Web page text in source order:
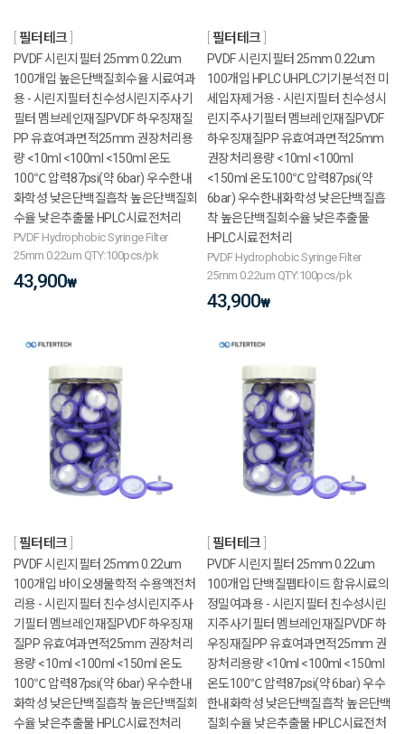
필터테크
PVDF 시린지필터 25mm 0.22um
100개입 높은단백질회수율 시료여과
용 - 시린지필터 친수성시린지주사기
필터 멤브레인재질PVDF 하우징재질
PP 유효여과면적25mm 권장처리용
량 <10ml <100ml <150ml 온도
100℃ 압력87psi(약 6bar) 우수한내
화학성 낮은단백질흡착 높은단백질회
수율 낮은추출물 HPLC시료전처리
PVDF Hydrophobic Syringe Filter
25mm 0.22um QTY:100pcs/pk
43,900₩
필터테크
PVDF 시린지필터 25mm 0.22um
100개입 HPLC UHPLC기기분석전 미
세입자제거용 - 시린지필터 친수성시
린지주사기필터 멤브레인재질PVDF
하우징재질PP 유효여과면적25mm
권장처리용량 <10ml <100ml
<150ml 온도100℃ 압력87psi(약
6bar) 우수한내화학성 낮은단백질흡
착 높은단백질회수율 낮은추출물
HPLC시료전처리
PVDF Hydrophobic Syringe Filter
25mm 0.22um QTY:100pcs/pk
43,900₩
필터테크
PVDF 시린지필터 25mm 0.22um
100개입 바이오생물학적 수용액전처
리용 - 시린지필터 친수성시린지주사
기필터 멤브레인재질PVDF 하우징재
질PP 유효여과면적25mm 권장처리
용량 <10ml <100ml <150ml 온도
100℃ 압력87psi(약 6bar) 우수한내
화학성 낮은단백질흡착 높은단백질회
수율 낮은추출물 HPLC시료전처리
필터테크
PVDF 시린지필터 25mm 0.22um
100개입 단백질펩타이드 함유시료의
정밀여과용 - 시린지필터 친수성시린
지주사기필터 멤브레인재질PVDF 하
우징재질PP 유효여과면적25mm 권
장처리용량 <10ml <100ml <150ml
온도100℃ 압력87psi(약 6bar) 우수
한내화학성 낮은단백질흡착 높은단백
질회수율 낮은추출물 HPLC시료전처